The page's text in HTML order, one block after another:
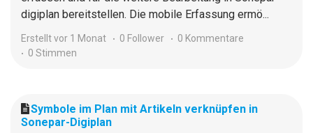
digiplan bereitstellen. Die mobile Erfassung ermö...
Erstelltvor 1 Monat 0 Follower
0 Kommentare
0 Stimmen
Symbole im Plan mit Artikeln verknüpfen in
Sonepar-Digiplan